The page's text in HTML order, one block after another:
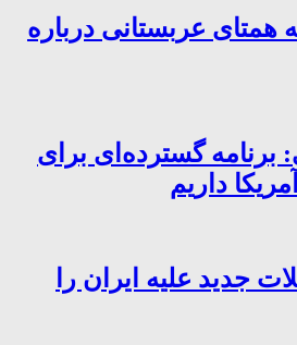
عربستانی درباره
برنامه گسترده‌ای برای
داریم
جدید علیه ایران را